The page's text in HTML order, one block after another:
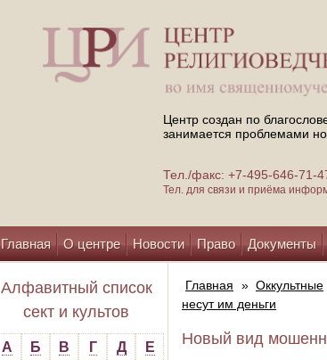
Центр создан по
занимается проблемами
Тел./факс: +7-495-646-
Тел. для связи и приёма
Главная О центре Новости Право Документы
Помощь центру
Алфавитный список
сект и культов
А Б В Г Д
Е
Главная » Оккультные
несут им деньги
Новый вид